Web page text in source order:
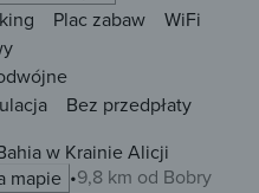
Plac zabaw
WiFi
Bez przedpłaty
w Krainie Alicji
mapie
9,8 km od Bobry